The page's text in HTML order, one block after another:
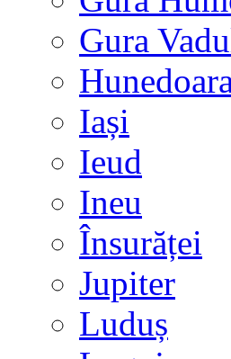
Gura
Iași
Ieud
Ineu
Însurăței
Jupiter
Luduș